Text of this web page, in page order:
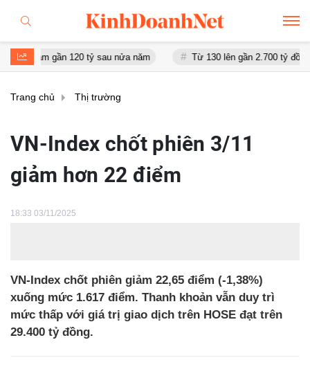
gần 120 tỷ sau nửa năm Từ 130 lên gần 2.700 tỷ đồng - năng
Trang chủ Thị trường
VN-Index chốt phiên 3/11
giảm hơn 22 điểm
18:33 03/11/2025
VN-Index chốt phiên giảm 22,65 điểm (-1,38%)
xuống mức 1.617 điểm. Thanh khoản vẫn duy trì
mức thấp với giá trị giao dịch trên HOSE đạt trên
29.400 tỷ đồng.